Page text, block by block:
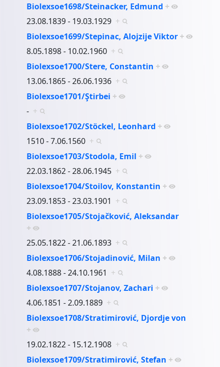
Biolexsoe1698/Steinacker, Edmund +
23.08.1839 - 19.03.1929 +
Biolexsoe1699/Stepinac, Alojzije Viktor +
8.05.1898 - 10.02.1960 +
Biolexsoe1700/Stere, Constantin +
13.06.1865 - 26.06.1936 +
Biolexsoe1701/Ştirbei +
- +
Biolexsoe1702/Stöckel, Leonhard +
1510 - 7.06.1560 +
Biolexsoe1703/Stodola, Emil +
22.03.1862 - 28.06.1945 +
Biolexsoe1704/Stoilov, Konstantin +
23.09.1853 - 23.03.1901 +
Biolexsoe1705/Stojačković, Aleksandar
+
25.05.1822 - 21.06.1893 +
Biolexsoe1706/Stojadinović, Milan +
4.08.1888 - 24.10.1961 +
Biolexsoe1707/Stojanov, Zachari +
4.06.1851 - 2.09.1889 +
Biolexsoe1708/Stratimirović, Djordje von
+
19.02.1822 - 15.12.1908 +
Biolexsoe1709/Stratimirović, Stefan +